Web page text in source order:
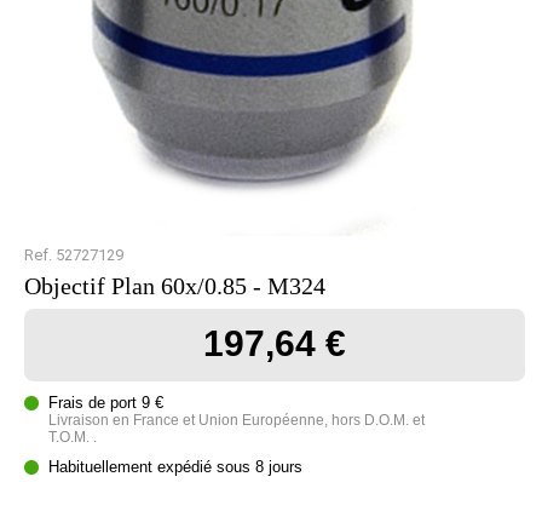
Ref. 52727129
Objectif Plan 60x/0.85 - M324
197,64 €
Frais de port 9 €
Livraison en France et Union Européenne, hors D.O.M. et
T.O.M. .
Habituellement expédié sous 8 jours